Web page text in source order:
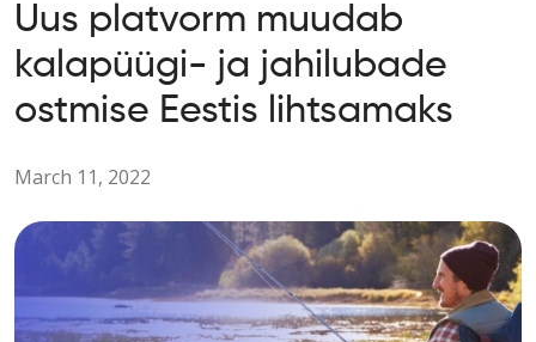
Uus platvorm muudab
kalapüügi- ja jahilubade
ostmise Eestis lihtsamaks
March 11, 2022